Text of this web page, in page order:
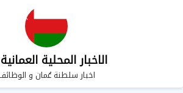
الاخبار المحلية
اخبار سلطنة عُمان و